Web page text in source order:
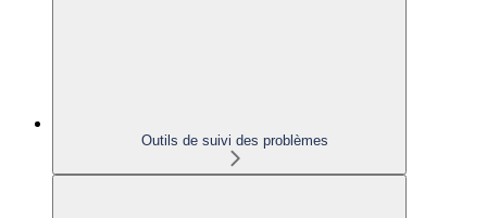
Outils de suivi des problèmes